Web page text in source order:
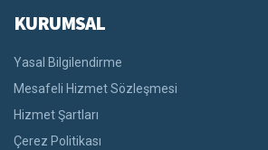
KURUMSAL
Yasal Bilgilendirme
Mesafeli Hizmet Sözleşmesi
Hizmet Şartları
Çerez Politikası